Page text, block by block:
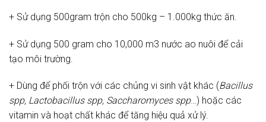
+ Sử dụng 500gram trộn cho 500kg – 1.000kg thức ăn.
+ Sử dụng 500 gram cho 10,000 m3 nước ao nuôi để cải
tạo môi trường.
+ Dùng để phối trộn với các chủng vi sinh vật khác (Bacillus
spp, Lactobacillus spp, Saccharomyces spp…) hoặc các
vitamin và hoạt chất khác để tăng hiệu quả xử lý.